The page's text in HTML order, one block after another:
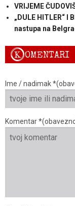
VRIJEME
„DULE HITLER“ I
nastupa na
KOMENTARI
Ime / nadimak
Komentar